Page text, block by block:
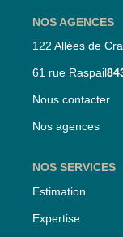
NOS AGENCES
122 Allées de
61 rue Raspail
Nous contacter
Nos agences
NOS SERVICES
Estimation
Expertise